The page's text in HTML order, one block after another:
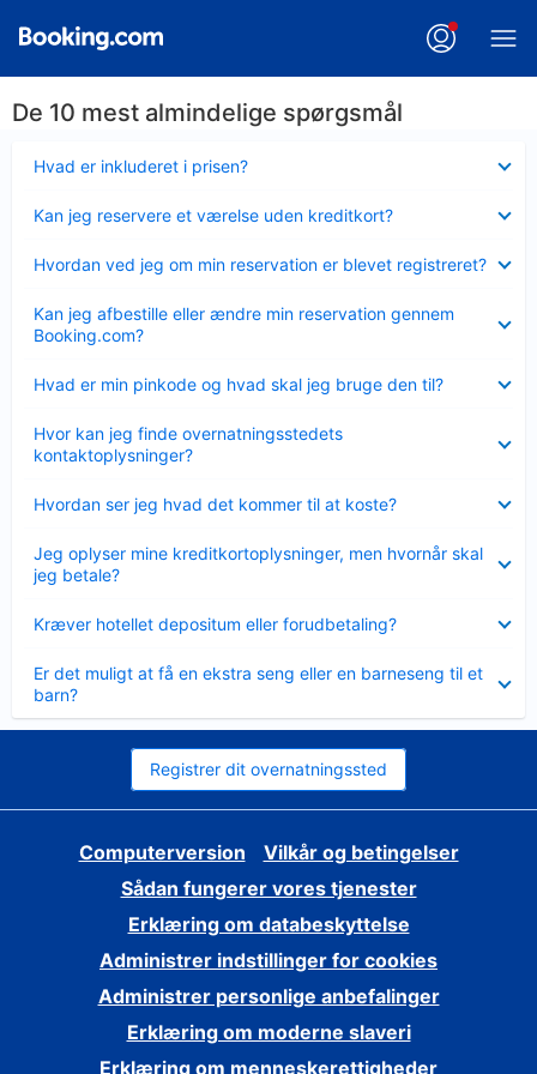
De 10 mest almindelige spørgsmål
Hvad er inkluderet i prisen?
Kan jeg reservere et værelse uden kreditkort?
Hvordan ved jeg om min reservation er blevet registreret?
Kan jeg afbestille eller ændre min reservation gennem
Booking.com?
Hvad er min pinkode og hvad skal jeg bruge den til?
Hvor kan jeg finde overnatningsstedets
kontaktoplysninger?
Hvordan ser jeg hvad det kommer til at koste?
Jeg oplyser mine kreditkortoplysninger, men hvornår skal
jeg betale?
Kræver hotellet depositum eller forudbetaling?
Er det muligt at få en ekstra seng eller en barneseng til et
barn?
Registrer dit overnatningssted
Computerversion
Vilkår og betingelser
Sådan fungerer vores tjenester
Erklæring om databeskyttelse
Administrer indstillinger for cookies
Administrer personlige anbefalinger
Erklæring om moderne slaveri
Erklæring om menneskerettigheder